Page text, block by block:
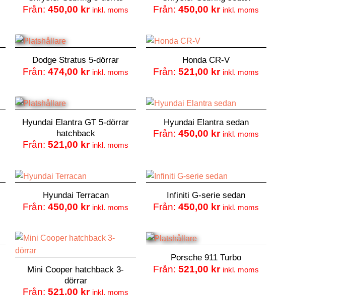
Från:450,00 kr inkl. moms Från:450,00 kr inkl. moms
Dodge Stratus 5-dörrar
Från:474,00 kr inkl. moms
Honda CR-V
Från:521,00 kr inkl. moms
Hyundai Elantra GT 5-dörrar
hatchback
Från:521,00 kr inkl. moms
Hyundai Elantra sedan
Från:450,00 kr inkl. moms
Hyundai Terracan
Från:450,00 kr inkl. moms
Infiniti G-serie sedan
Från:450,00 kr inkl. moms
Mini Cooper hatchback 3-
dörrar
Från:521,00 kr inkl. moms
Porsche 911 Turbo
Från:521,00 kr inkl. moms